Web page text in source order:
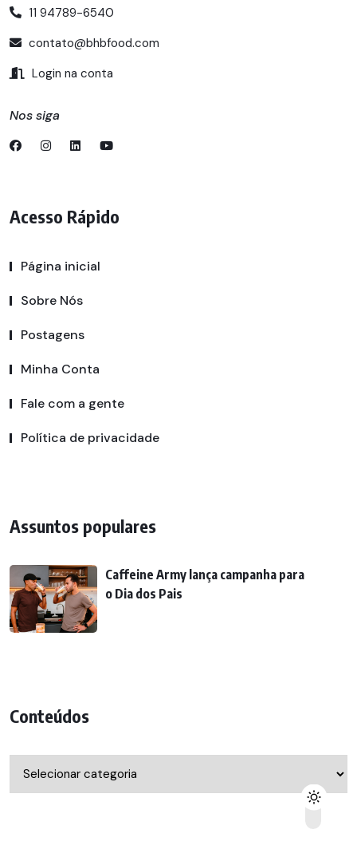
11 94789-6540
contato@bhbfood.com
Login na conta
Nos siga
Acesso Rápido
Página inicial
Sobre Nós
Postagens
Minha Conta
Fale com a gente
Política de privacidade
Assuntos populares
Caffeine Army lança campanha para
o Dia dos Pais
Conteúdos
Conteúdos